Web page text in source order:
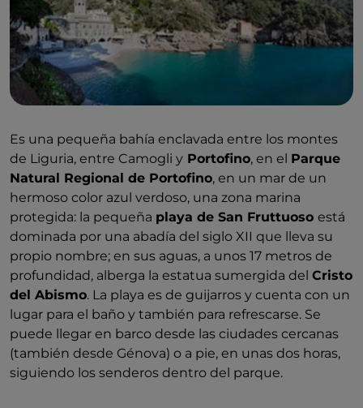
Es una pequeña bahía enclavada entre los montes
de Liguria, entre Camogli y Portofino, en el Parque
Natural Regional de Portofino, en un mar de un
hermoso color azul verdoso, una zona marina
protegida: la pequeña playa de San Fruttuoso está
dominada por una abadía del siglo XII que lleva su
propio nombre; en sus aguas, a unos 17 metros de
profundidad, alberga la estatua sumergida del Cristo
del Abismo. La playa es de guijarros y cuenta con un
lugar para el baño y también para refrescarse. Se
puede llegar en barco desde las ciudades cercanas
(también desde Génova) o a pie, en unas dos horas,
siguiendo los senderos dentro del parque.